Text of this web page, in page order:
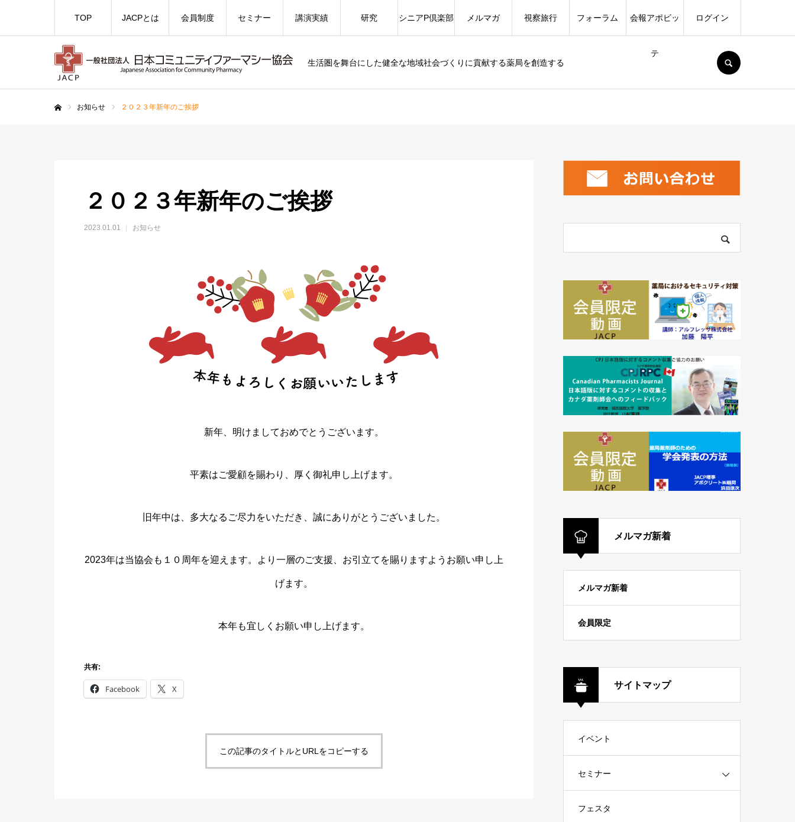
生活圏を舞台にした健全な地域社会づくりに貢献する薬局を創造する
TOP JACPとは 会員制度 セミナー 講演実績 研究 シニアP倶楽部 メルマガ 視察旅行 フォーラム 会報アポビッ
テ
ログイン
お知らせ ２０２３年新年のご挨拶
２０２３年新年のご挨拶
2023.01.01 お知らせ
新年、明けましておめでとうございます。
平素はご愛顧を賜わり、厚く御礼申し上げます。
旧年中は、多大なるご尽力をいただき、誠にありがとうございました 。
2023年は当協会も１０周年を迎えます。 より一層のご支援、お引立てを賜りますようお願い申し上
げます。
本年も宜しくお願い申し上げます。
共有:
Facebook X
この記事のタイトルとURLをコピーする
メルマガ新着
メルマガ新着
会員限定
サイトマップ
イベント
セミナー
フェスタ